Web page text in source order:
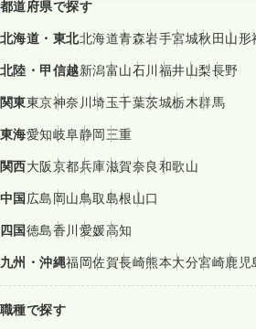
都道府県で探す
北海道・東北北海道青森岩手宮城秋田山形
北陸・甲信越新潟富山石川福井山梨長野
関東東京神奈川埼玉千葉茨城栃木群馬
東海愛知岐阜静岡三重
関西大阪京都兵庫滋賀奈良和歌山
中国広島岡山鳥取島根山口
四国徳島香川愛媛高知
九州・沖縄福岡佐賀長崎熊本大分宮崎鹿児
職種で探す